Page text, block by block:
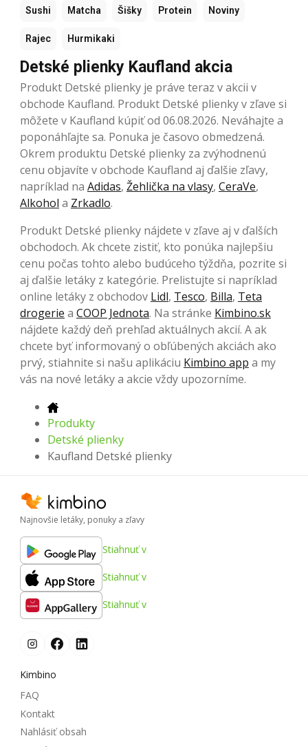
Sushi Matcha Šišky Protein Noviny
Rajec Hurmikaki
Detské plienky Kaufland akcia
Produkt Detské plienky je práve teraz v akcii v
obchode Kaufland. Produkt Detské plienky v zľave si
môžete v Kaufland kúpiť od 06.08.2026. Neváhajte a
poponáhľajte sa. Ponuka je časovo obmedzená.
Okrem produktu Detské plienky za zvýhodnenú
cenu objavíte v obchode Kaufland aj ďalšie zľavy,
napríklad na Adidas, Žehlička na vlasy, CeraVe,
Alkohol a Zrkadlo.
Produkt Detské plienky nájdete v zľave aj v ďalších
obchodoch. Ak chcete zistiť, kto ponúka najlepšiu
cenu počas tohto alebo budúceho týždňa, pozrite si
aj ďalšie letáky z kategórie. Prelistujte si napríklad
online letáky z obchodov Lidl, Tesco, Billa, Teta
drogerie a COOP Jednota. Na stránke Kimbino.sk
nájdete každý deň prehľad aktuálnych akcií. A ak
chcete byť informovaný o obľúbených akciách ako
prvý, stiahnite si našu aplikáciu Kimbino app a my
vás na nové letáky a akcie vždy upozorníme.
Produkty
Detské plienky
Kaufland Detské plienky
Najnovšie letáky, ponuky a zľavy
Stiahnuť v
Stiahnuť v
Stiahnuť v
Kimbino
FAQ
Kontakt
Nahlásiť obsah